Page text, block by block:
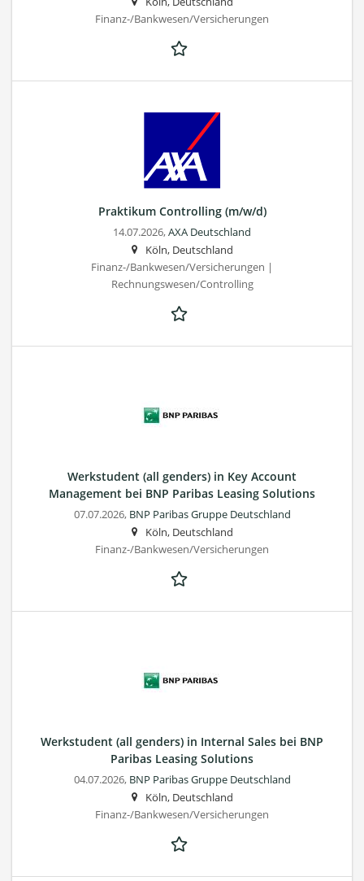
Finanz-/Bankwesen/Versicherungen
Praktikum Controlling (m/w/d)
14.07.2026,AXA Deutschland
Köln, Deutschland
Finanz-/Bankwesen/Versicherungen |
Rechnungswesen/Controlling
Werkstudent (all genders) in Key Account
Management bei BNP Paribas Leasing Solutions
07.07.2026, BNP Paribas Gruppe Deutschland
Köln, Deutschland
Finanz-/Bankwesen/Versicherungen
Werkstudent (all genders) in Internal Sales bei BNP
Paribas Leasing Solutions
04.07.2026, BNP Paribas Gruppe Deutschland
Köln, Deutschland
Finanz-/Bankwesen/Versicherungen